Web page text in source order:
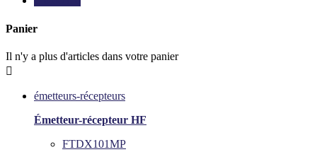
Panier
Il n'y a plus d'articles dans votre panier

émetteurs-récepteurs
Émetteur-récepteur HF
FTDX101MP